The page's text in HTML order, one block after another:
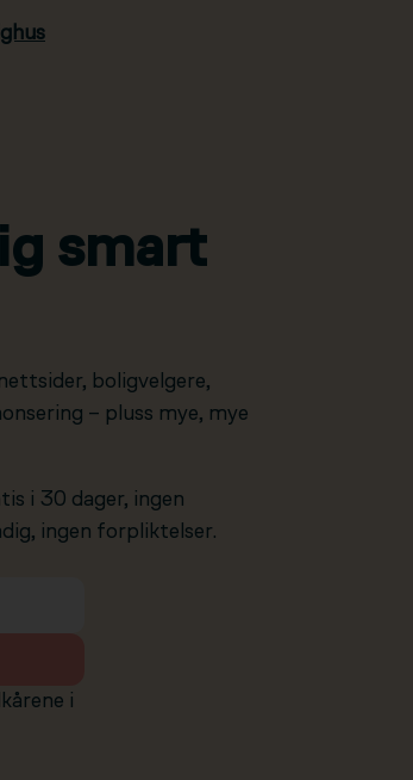
smart
boligvelgere,
– pluss mye, mye
i 30 dager, ingen
ingen forpliktelser.
i